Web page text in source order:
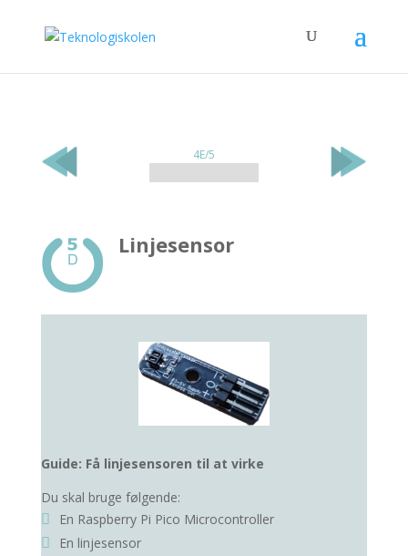
4E/5
Linjesensor
Guide: Få linjesensoren til at virke
Du skal bruge følgende:
En Raspberry Pi Pico Microcontroller
En linjesensor